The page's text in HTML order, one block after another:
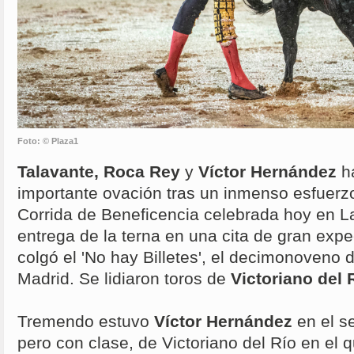
Foto: © Plaza1
Talavante, Roca Rey y Víctor Hernández
importante ovación tras un inmenso
Corrida de Beneficencia celebrada hoy en
entrega de la terna en una cita de gran
colgó el 'No hay Billetes', el decimonoveno
Madrid. Se lidiaron toros de Victoriano del
Tremendo estuvo Víctor Hernández en el
pero con clase, de Victoriano del Río en el